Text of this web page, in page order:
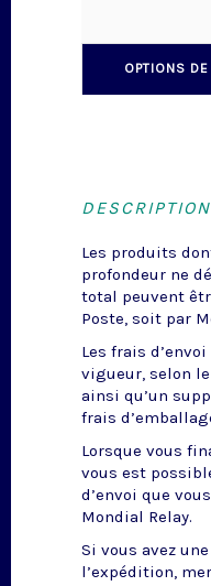
OPTIONS
DESCRIPTION
Les produits
profondeur ne
total peuvent
Poste, soit par
Les frais
vigueur, selon
ainsi qu’un
frais
Lorsque vous
vous est
d’envoi que
Mondial Relay.
Si vous avez
l’expédition,